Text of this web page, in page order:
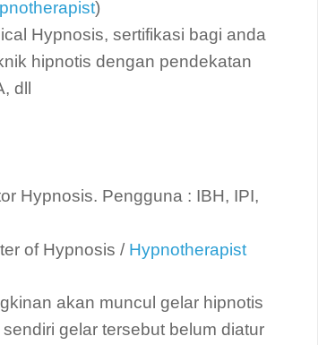
)
Hypnosis, sertifikasi bagi anda
hipnotis dengan pendekatan
dll
Hypnosis. Pengguna : IBH, IPI,
of Hypnosis / Hypnotherapist
akan muncul gelar hipnotis
gelar tersebut belum diatur